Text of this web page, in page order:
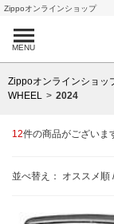
Zippoオンラインショップ
MENU
Zippoオンラインショッ
WHEEL
2024
12件の商品がございま
並べ替え： オススメ順